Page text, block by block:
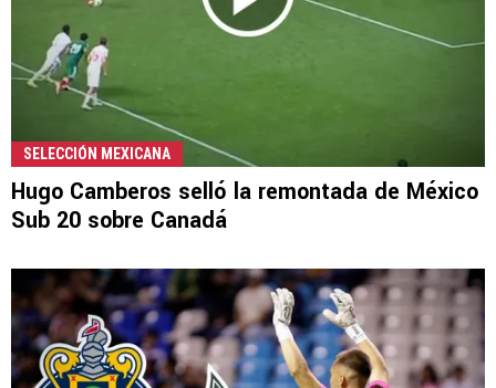
SELECCIÓN MEXICANA
Hugo Camberos selló la remontada de México
Sub 20 sobre Canadá